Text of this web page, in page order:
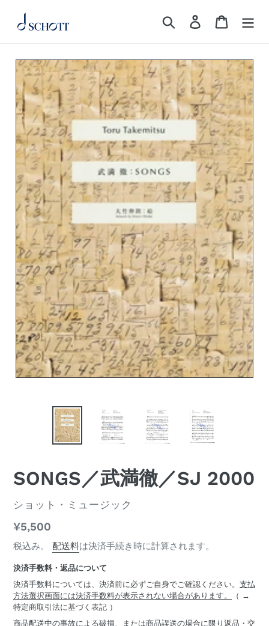
検索 ログインカート
SONGS／武満徹／SJ 2000
ベ
ダ
ー
ショット・ミュージック
通
常
価
格
¥5,500
税込み。 配送料は決済手続き時に計算されます。
決済手数料・返品について
決済手数料については、決済前に必ずご自身でご確認ください。 支払
方法選択画面には決済手数料が表示されない場合があります。
（ →
特定商取引法に基づく表記 ）
商品配送中の事故による破損、または商品誤送の場合に限り返品・交